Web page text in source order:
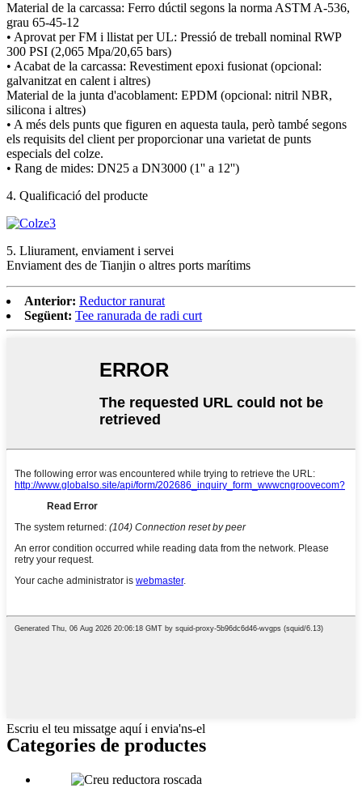
Material de la carcassa: Ferro dúctil segons la norma ASTM A-536,
grau 65-45-12
• Aprovat per FM i llistat per UL: Pressió de treball nominal RWP
300 PSI (2,065 Mpa/20,65 bars)
• Acabat de la carcassa: Revestiment epoxi fusionat (opcional:
galvanitzat en calent i altres)
Material de la junta d'acoblament: EPDM (opcional: nitril NBR,
silicona i altres)
• A més dels punts que figuren en aquesta taula, però també segons
els requisits del client per proporcionar una varietat de punts
especials del colze.
• Rang de mides: DN25 a DN3000 (1'' a 12'')
4. Qualificació del producte
5. Lliurament, enviament i servei
Enviament des de Tianjin o altres ports marítims
Anterior: Reductor ranurat
Següent: Tee ranurada de radi curt
Escriu el teu missatge aquí i envia'ns-el
Categories de productes